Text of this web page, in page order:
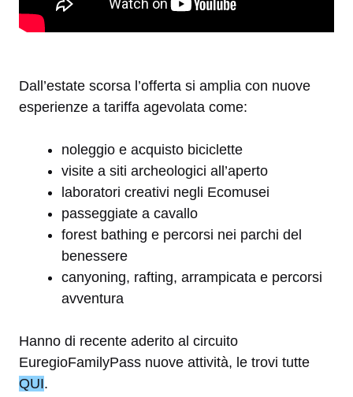
Dall’estate scorsa l’offerta si amplia con nuove
esperienze a tariffa agevolata come:
noleggio e acquisto biciclette
visite a siti archeologici all’aperto
laboratori creativi negli Ecomusei
passeggiate a cavallo
forest bathing e percorsi nei parchi del
benessere
canyoning, rafting, arrampicata e percorsi
avventura
Hanno di recente aderito al circuito
EuregioFamilyPass nuove attività, le trovi tutte
QUI.